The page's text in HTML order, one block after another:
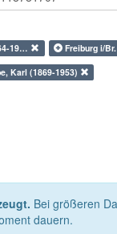
19… Freiburg i/Br.
Karl (1869-1953)
Bei größeren
dauern.